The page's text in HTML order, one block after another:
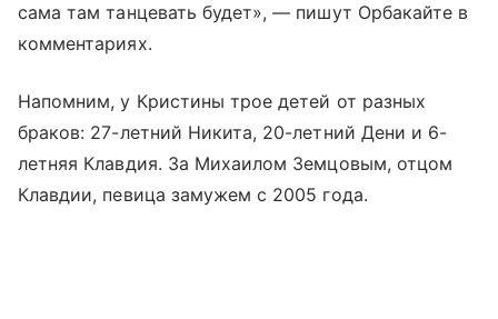
сама там танцевать будет», — пишут Орбакайте в
комментариях.
Напомним, у Кристины трое детей от разных
браков: 27-летний Никита, 20-летний Дени и 6-
летняя Клавдия. За Михаилом Земцовым, отцом
Клавдии, певица замужем с 2005 года.